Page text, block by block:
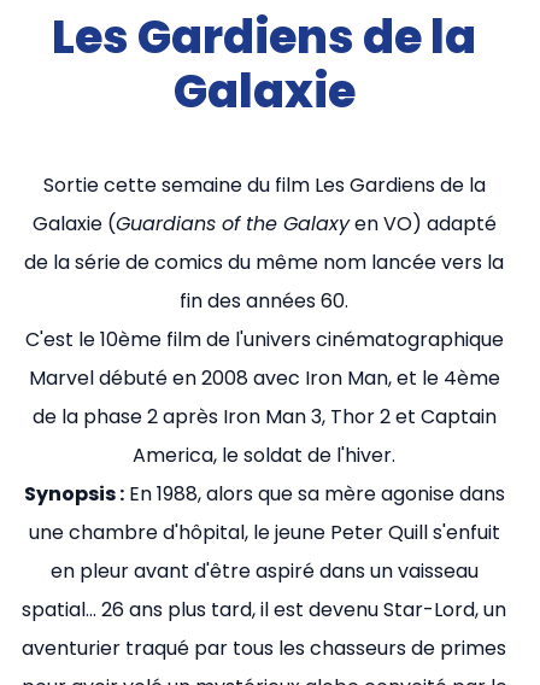
Les Gardiens de la
Galaxie
Sortie cette semaine du film Les Gardiens de la
Galaxie (Guardians of the Galaxyen VO) adapté
de la série de comics du même nom lancée vers la
fin des années 60.
C'est le 10ème film de l'univers cinématographique
Marvel débuté en 2008 avec Iron Man, et le 4ème
de la phase 2 après Iron Man 3, Thor 2 et Captain
America, le soldat de l'hiver.
Synopsis :En 1988, alors que sa mère agonise dans
une chambre d'hôpital, le jeune Peter Quill s'enfuit
en pleur avant d'être aspiré dans un vaisseau
spatial… 26 ans plus tard, il est devenu Star-Lord, un
aventurier traqué par tous les chasseurs de primes